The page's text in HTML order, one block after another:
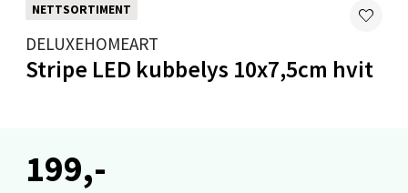
NETTSORTIMENT
DELUXEHOMEART
Stripe LED kubbelys 10x7,5cm hvit
199,-
Skarvøyveien 55, 4517 Mandal
Åpent i dag 10-18